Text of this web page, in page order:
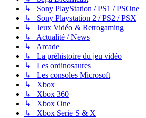
↳ Sony PlayStation / PS1 / PSOne
↳ Sony Playstation 2 / PS2 / PSX
↳ Jeux Vidéo & Retrogaming
↳ Actualité / News
↳ Arcade
↳ La préhistoire du jeu vidéo
↳ Les ordinosaures
↳ Les consoles Microsoft
↳ Xbox
↳ Xbox 360
↳ Xbox One
↳ Xbox Serie S & X